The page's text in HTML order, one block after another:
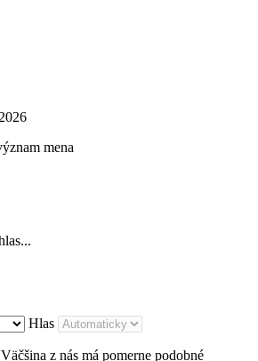
mena
Hlas
z nás má pomerne podobné